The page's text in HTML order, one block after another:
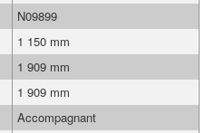
N09899
1 150 mm
1 909 mm
1 909 mm
Accompagnant